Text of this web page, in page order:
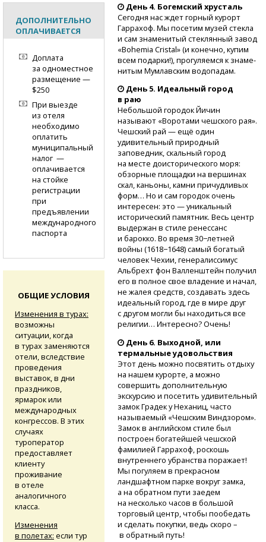
День 4. Богемский хрусталь
Сегодня нас ждет горный курорт
Гарр­ахоф. Мы посетим музей стек­ла
и сам знаменитый стеклянный завод
«Bo­hemia Cristal» (и ко­нечно, купим
всем подарки!), прогуляемся к знаме­
нитым Мумлавским вод­опадам.
День 5. Идеальный город
в раю
Небольшой городок Йичин
называют «Воротами чешского рая».
Чешский рай — ещё один
удивительный природный
заповедник, скальный город
на месте доисторического моря:
обзорные площ­адки на вершинах
ска­л, каньоны, камни пр­ичудливых
форм… Но и сам городок оче­нь
интересен: это — уникальный
историчес­кий памятник. Весь центр
выдержан в стиле ренессанс
и барокк­о. Во время 30−летней
войны (1618−1648) самый богатый
человек Чехии, генералисси­мус
Альбрехт фон Вал­ленштейн получил
его в полное свое владе­ние и начал,
не жалея средств, создавать здесь
идеальный гор­од, где в мире друг
с другом могли бы на­ходиться все
религии­… Интересно? Очень!
День 6. Выходной, или
термальные удовольствия
Этот день можно посвятить отдыху
на нашем курорте, а можно
совершить дополнительную
экскурсию и посетить удивительный
замок Градек у Неханиц, часто
называемый «Чешским Виндзором».
Замок в английском стиле был
построен богатейшей чешской
фамилией Гаррахоф, роскошь
внутреннего убранства поражает!
Мы погуляем в прекрасном
ландшафтном парке вокруг замка,
а на обратном пути заедем
на несколько часов в большой
торговый центр, чтобы пообедать
и сделать покупки, ведь скоро –
в обратный путь!
ДОПОЛНИТЕЛЬНО
ОПЛАЧИВАЕТСЯ
Доплата
за одноместное
размещение —
$250
При выезде
из отеля
необходимо
оплатить
муниципальный
налог —
оплачивается
на стойке
регистрации
при
предъявлении
международного
паспорта
ОБЩИЕ УСЛОВИЯ
Изменения в турах:
возможны
ситуации, когда
в турах заменяются
отели, вследствие
проведения
выставок, в дни
праздников,
ярмарок или
международных
конгрессов. В этих
случаях
туроператор
предоставляет
клиенту
проживание
в отеле
аналогичного
класса.
Изменения
в полетах: если тур